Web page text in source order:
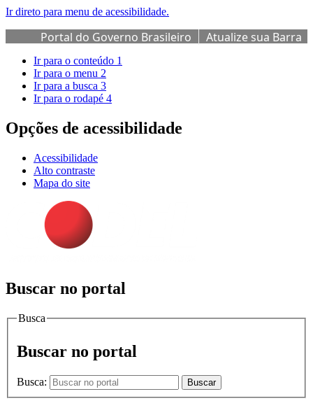
Ir direto para menu de acessibilidade.
Portal do Governo Brasileiro
Atualize sua Barra
de Governo
Ir para o conteúdo 1
Ir para o menu 2
Ir para a busca 3
Ir para o rodapé 4
Opções de acessibilidade
Acessibilidade
Alto contraste
Mapa do site
Buscar no portal
Busca
Buscar no portal
Busca: Buscar